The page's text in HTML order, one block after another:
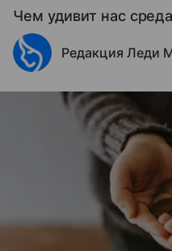
Чем удивит нас
Редакция Леди